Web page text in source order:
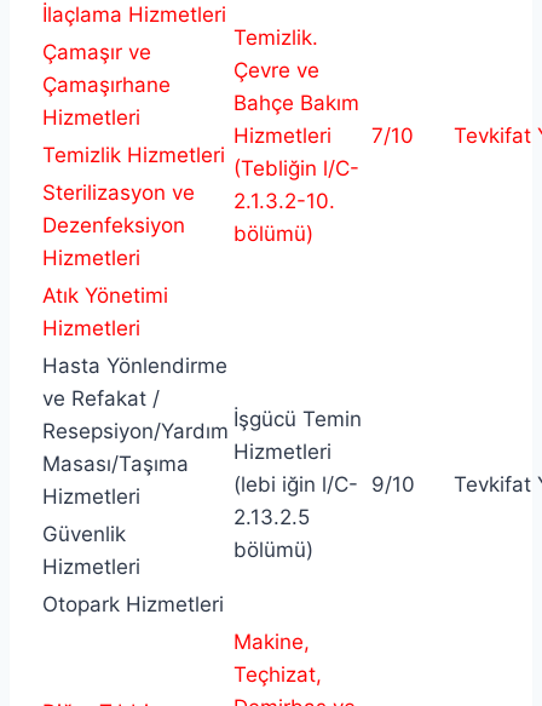
Temizlik.
Çevre ve
Bahçe Bakım
Hizmetleri
(Tebliğin l/C-
2.1.3.2-10.
bölümü)
7/10 Tevkifat
İlaçlama Hizmetleri
Çamaşır ve
Çamaşırhane
Hizmetleri
Temizlik Hizmetleri
Sterilizasyon ve
Dezenfeksiyon
Hizmetleri
Atık Yönetimi
Hizmetleri
Hasta Yönlendirme
ve Refakat /
Resepsiyon/Yardım
Masası/Taşıma
Hizmetleri
İşgücü Temin
Hizmetleri
(lebi iğin l/C-
2.13.2.5
bölümü)
9/10 Tevkifat
Güvenlik
Hizmetleri
Otopark Hizmetleri
Makine,
Teçhizat,